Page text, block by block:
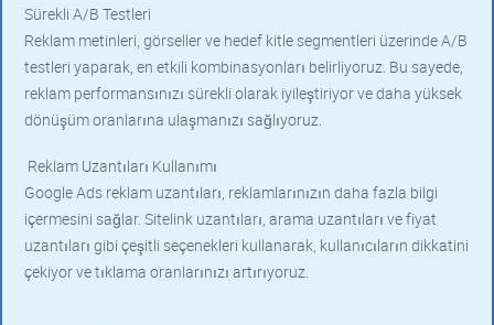
Sürekli A/B Testleri
Reklam metinleri, görseller ve hedef kitle segmentleri üzerinde A/B
testleri yaparak, en etkili kombinasyonları belirliyoruz. Bu sayede,
reklam performansınızı sürekli olarak iyileştiriyor ve daha yüksek
dönüşüm oranlarına ulaşmanızı sağlıyoruz.
Reklam Uzantıları Kullanımı
Google Ads reklam uzantıları, reklamlarınızın daha fazla bilgi
içermesini sağlar. Sitelink uzantıları, arama uzantıları ve fiyat
uzantıları gibi çeşitli seçenekleri kullanarak, kullanıcıların dikkatini
çekiyor ve tıklama oranlarınızı artırıyoruz.